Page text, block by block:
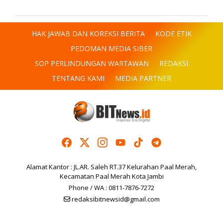
HAK JAWAB DAN KOREKSI BERITA
KODE ETIK
PEDOMAN MEDIA SIBER
SOP PERLINDUNGAN WARTAWAN
REDAKSI
TENTANG KAMI
MEDIA PARTNER
Alamat Kantor : JL.AR. Saleh RT.37 Kelurahan Paal Merah,
Kecamatan Paal Merah Kota Jambi
Phone / WA : 0811-7876-7272
redaksibitnewsid@gmail.com